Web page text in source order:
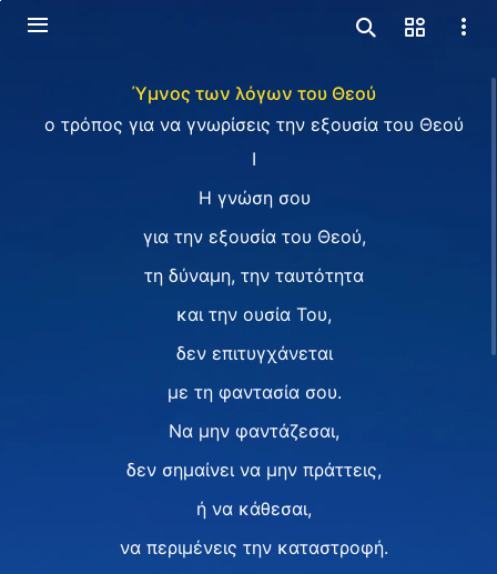
Ύμνος των λόγων του Θεού
ο τρόπος για να γνωρίσεις την εξουσία του Θεού
I
Η γνώση σου
για την εξουσία του Θεού,
τη δύναμη, την ταυτότητα
και την ουσία Του,
δεν επιτυγχάνεται
με τη φαντασία σου.
Να μην φαντάζεσαι,
δεν σημαίνει να μην πράττεις,
ή να κάθεσαι,
να περιμένεις την καταστροφή.